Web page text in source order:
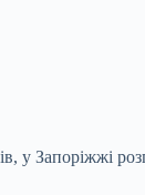
у Запоріжжі